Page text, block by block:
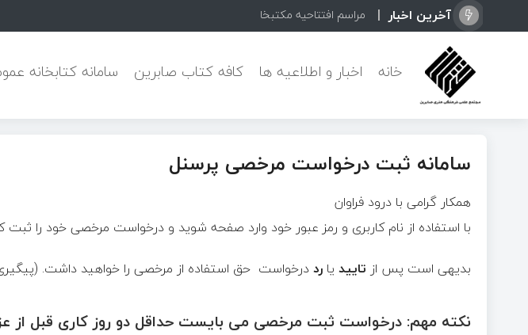
آخرین اخبار مراسم افتتاحیه مکتبخانه ترم تابست
خانه اخبار و اطلاعیه ها کافه کتاب صابرین سامانه کتابخانه
سامانه ثبت درخواست مرخصی پرسنل
همکار گرامی با درود فراوان
با استفاده از نام کاربری و رمز عبور خود وارد صفحه شوید و درخواست مرخصی خود را ثبت
بدیهی است پس از تایید یا رددرخواست حق استفاده از مرخصی را خواهید داشت.
نکته مهم: درخواست ثبت مرخصی می بایست حداقل دو روز کاری قبل